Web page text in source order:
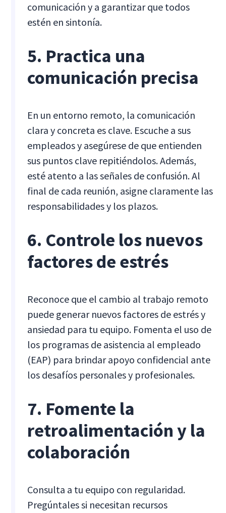
comunicación y a garantizar que todos
estén en sintonía.
5. Practica una
comunicación precisa
En un entorno remoto, la comunicación
clara y concreta es clave. Escuche a sus
empleados y asegúrese de que entienden
sus puntos clave repitiéndolos. Además,
esté atento a las señales de confusión. Al
final de cada reunión, asigne claramente las
responsabilidades y los plazos.
6. Controle los nuevos
factores de estrés
Reconoce que el cambio al trabajo remoto
puede generar nuevos factores de estrés y
ansiedad para tu equipo. Fomenta el uso de
los programas de asistencia al empleado
(EAP) para brindar apoyo confidencial ante
los desafíos personales y profesionales.
7. Fomente la
retroalimentación y la
colaboración
Consulta a tu equipo con regularidad.
Pregúntales si necesitan recursos